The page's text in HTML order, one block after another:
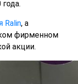
Ralin, а
фирменном
акции.